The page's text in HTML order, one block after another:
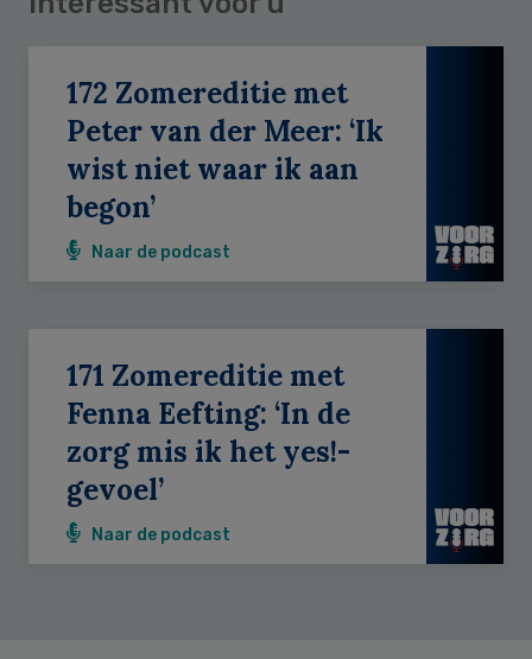
172 Zomereditie met
Peter van der Meer: ‘Ik
wist niet waar ik aan
begon’
Naar de podcast
171 Zomereditie met
Fenna Eefting: ‘In de
zorg mis ik het yes!-
gevoel’
Naar de podcast